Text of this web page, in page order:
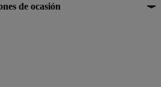
de ocasión
de camiones de ocasión